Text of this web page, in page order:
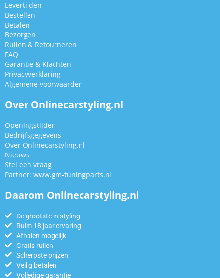
Levertijden
Bestellen
Betalen
Bezorgen
Ruilen & Retourneren
FAQ
Garantie & Klachten
Privacyverklaring
Algemene voorwaarden
Over Onlinecarstyling.nl
Openingstijden
Bedrijfsgegevens
Over Onlinecarstyling.nl
Nieuws
Stel een vraag
Partner: www.gm-tuningparts.nl
Daarom Onlinecarstyling.nl
De grootste in styling
Ruim 18 jaar ervaring
Afhalen mogelijk
Gratis ruilen
Scherpste prijzen
Veilig betalen
Volledige garantie